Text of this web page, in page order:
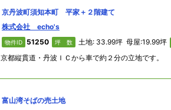
京丹波町須知本町 平家＋２階建て
株式会社 echo's
物件ID 51250 坪 数 土地: 33.99坪 母屋:19.99坪
京都縦貫道・丹波ＩＣから車で約２分の立地です。
富山湾そばの売土地